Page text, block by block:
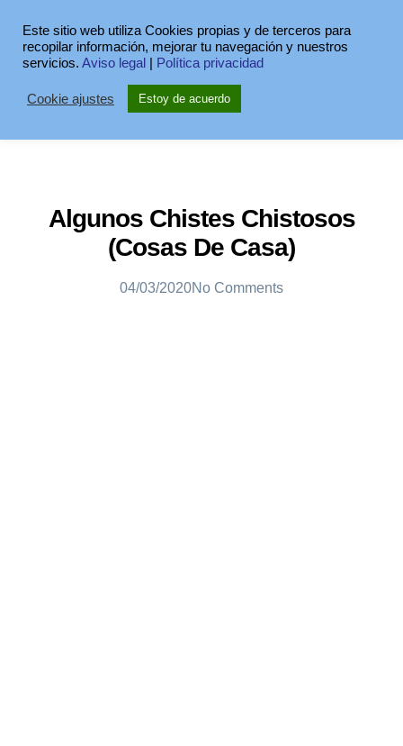
Algunos Chistes Chistosos
(Cosas De Casa)
04/03/2020No Comments
Este sitio web utiliza Cookies propias y de terceros para
recopilar información, mejorar tu navegación y nuestros
servicios. Aviso legal Política privacidad
Cookie ajustes Estoy de acuerdo